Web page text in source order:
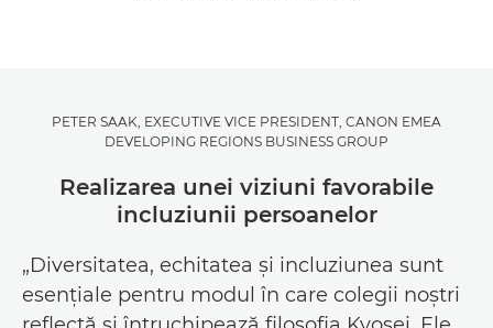
PETER SAAK, EXECUTIVE VICE PRESIDENT, CANON EMEA
DEVELOPING REGIONS BUSINESS GROUP
Realizarea unei viziuni favorabile
incluziunii persoanelor
„Diversitatea, echitatea şi incluziunea sunt
esenţiale pentru modul în care colegii noştri